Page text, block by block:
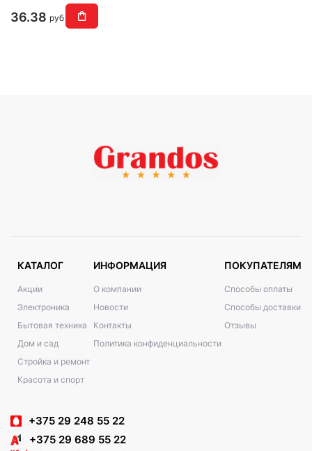
36.38 руб
КАТАЛОГ
Акции
Электроника
Бытовая техника
Дом и сад
Стройка и ремонт
Красота и спорт
ИНФОРМАЦИЯ
О компании
Новости
Контакты
Политика конфиденциальности
ПОКУПАТЕЛЯМ
Способы оплаты
Способы доставки
Отзывы
+375 29 248 55 22
+375 29 689 55 22